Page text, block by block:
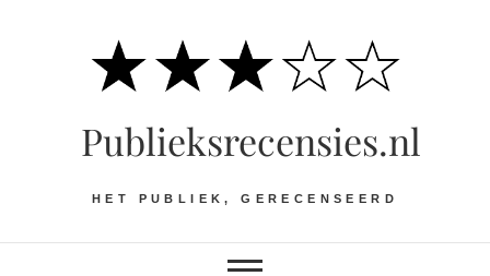
Publieksrecensies.nl
HET PUBLIEK, GERECENSEERD